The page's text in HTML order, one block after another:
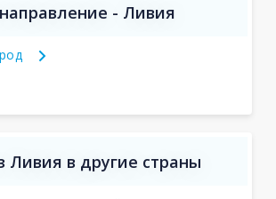
- Ливия
Ливия в другие страны